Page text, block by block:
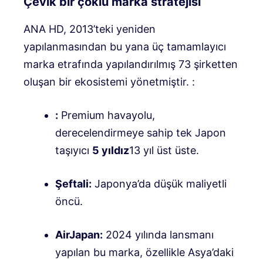
ANA HD, 2013’teki yeniden
yapılanmasından bu yana üç tamamlayıcı
marka etrafında yapılandırılmış 73 şirketten
oluşan bir ekosistemi yönetmiştir. :
: Premium havayolu,
derecelendirmeye sahip tek Japon
taşıyıcı 5 yıldız13 yıl üst üste.
Şeftali: Japonya’da düşük maliyetli
öncü.
AirJapan: 2024 yılında lansmanı
yapılan bu marka, özellikle Asya’daki